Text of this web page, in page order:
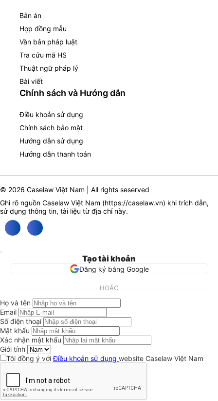
Bản án
Hợp đồng mẫu
Văn bản pháp luật
Tra cứu mã HS
Thuật ngữ pháp lý
Bài viết
Chính sách và Hướng dẫn
Điều khoản sử dụng
Chính sách bảo mật
Hướng dẫn sử dụng
Hướng dẫn thanh toán
© 2026 Caselaw Việt Nam | All rights seserved
Ghi rõ nguồn Caselaw Việt Nam (https://caselaw.vn) khi trích dẫn,
sử dụng thông tin, tài liệu từ địa chỉ này.
Tạo tài khoản
Đăng ký bằng Google
HOẶC
Họ và tên
Email
Số điện thoại
Mật khẩu
Xác nhận mật khẩu
Giới tính
Tôi đồng ý vớiĐiều khoản sử dụng website Caselaw Việt Nam